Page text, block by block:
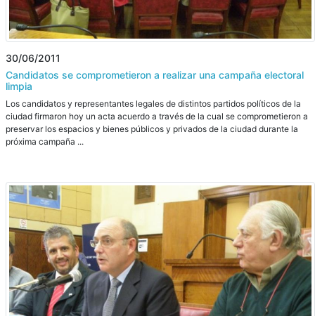
30/06/2011
Candidatos se comprometieron a realizar una campaña electoral
limpia
Los candidatos y representantes legales de distintos partidos políticos de la
ciudad firmaron hoy un acta acuerdo a través de la cual se comprometieron a
preservar los espacios y bienes públicos y privados de la ciudad durante la
próxima campaña ...